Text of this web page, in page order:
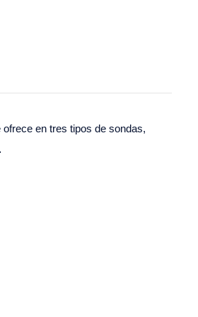
en tres tipos de sondas,